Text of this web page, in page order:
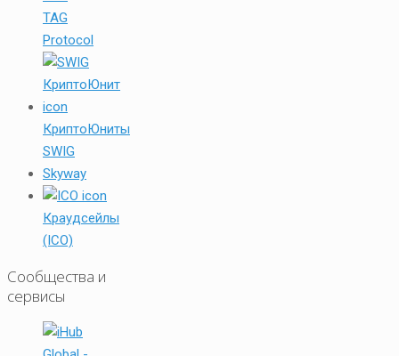
TAG
Protocol
КриптоЮниты
SWIG
Skyway
Краудсейлы
(ICO)
Сообщества и
сервисы